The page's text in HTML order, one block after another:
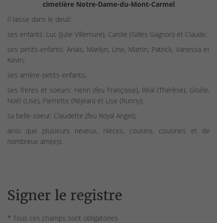
cimetière Notre-Dame-du-Mont-Carmel
Il laisse dans le deuil:
ses enfants: Luc (Julie Villemure), Carole (Gilles Gagnon) et Claude:
ses petits-enfants: Anaïs, Marilyn, Line, Martin, Patrick, Vanessa et
Kevin;
ses arrière-petits-enfants;
ses frères et soeurs: Henri (feu Françoise), Réal (Thérèse), Gisèle,
Noël (Lise), Pierrette (Réjean) et Lise (Runny);
sa belle-soeur: Claudette (feu Royal Angel);
ainsi que plusieurs neveux, nièces, cousins, cousines et de
nombreux ami(e)s.
Signer le registre
* Tous ces champs sont obligatoires